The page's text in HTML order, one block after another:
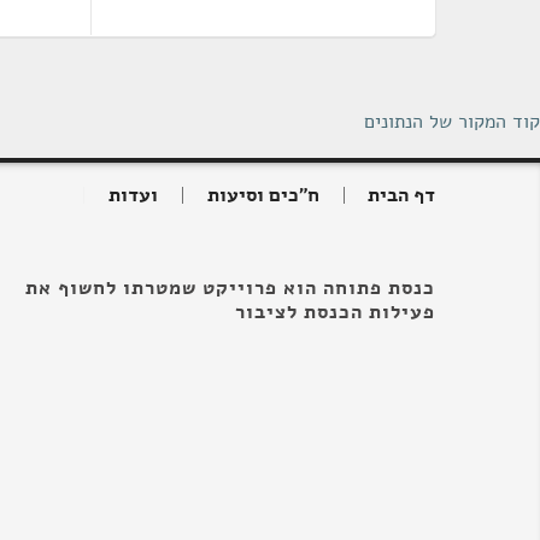
קוד המקור של הנתונים
דף הבית ח"כים וסיעות ועדות
כנסת פתוחה הוא פרוייקט שמטרתו לחשוף את
פעילות הכנסת לציבור